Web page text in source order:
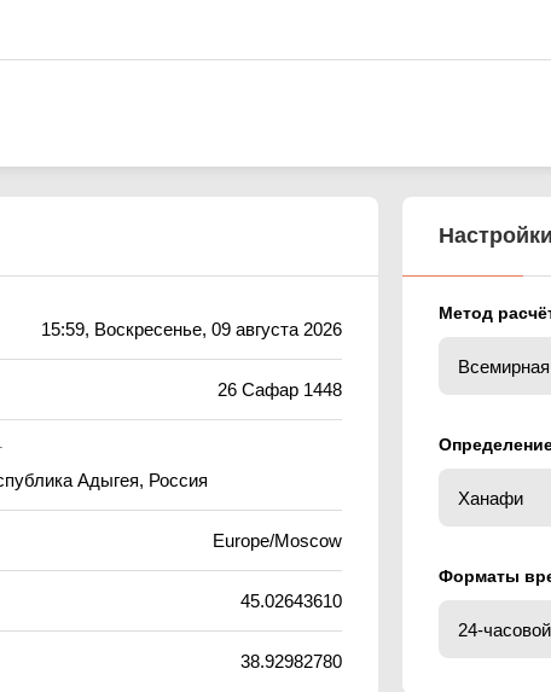
15:59, Воскресенье, 09 августа 2026
26 Сафар 1448
Адыгея, Россия
Europe/Moscow
45.02643610
38.92982780
Настройки
Метод
Форматы